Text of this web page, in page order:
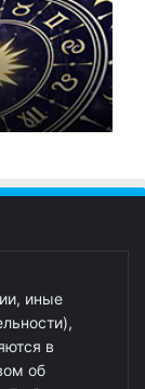
иные
в
об